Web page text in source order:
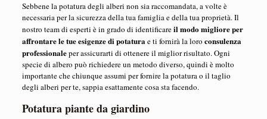
Sebbene la potatura degli alberi non sia raccomandata, a volte è
necessaria per la sicurezza della tua famiglia e della tua proprietà. Il
nostro team di esperti è in grado di identificareil modo migliore per
affrontare le tue esigenze di potaturae ti fornirà la loro consulenza
professionaleper assicurarti di ottenere il miglior risultato. Ogni
specie di albero può richiedere un metodo diverso, quindi è molto
importante che chiunque assumi per fornire la potatura o il taglio
degli alberi per te, sappia esattamente cosa sta facendo.
Potatura piante da giardino